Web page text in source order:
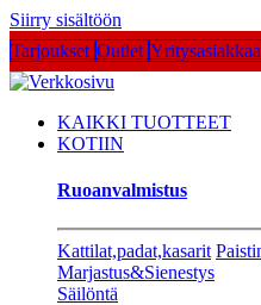
Siirry sisältöön
Tarjoukset Outlet
KAIKKI TUOTTEET
KOTIIN
Ruoanvalmistus
Kattilat,padat,kasarit
Marjastus&Sienestys
Säilöntä